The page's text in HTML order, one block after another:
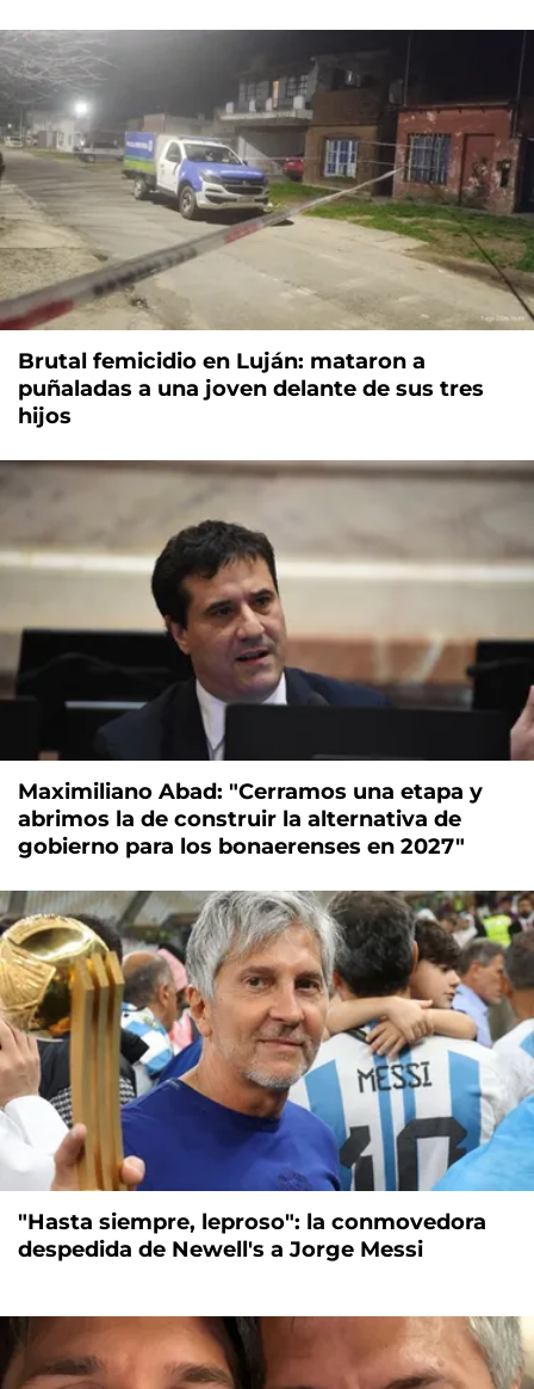
Brutal femicidio en Luján: mataron a
puñaladas a una joven delante de sus tres
hijos
Maximiliano Abad: "Cerramos una etapa y
abrimos la de construir la alternativa de
gobierno para los bonaerenses en 2027"
"Hasta siempre, leproso": la conmovedora
despedida de Newell's a Jorge Messi